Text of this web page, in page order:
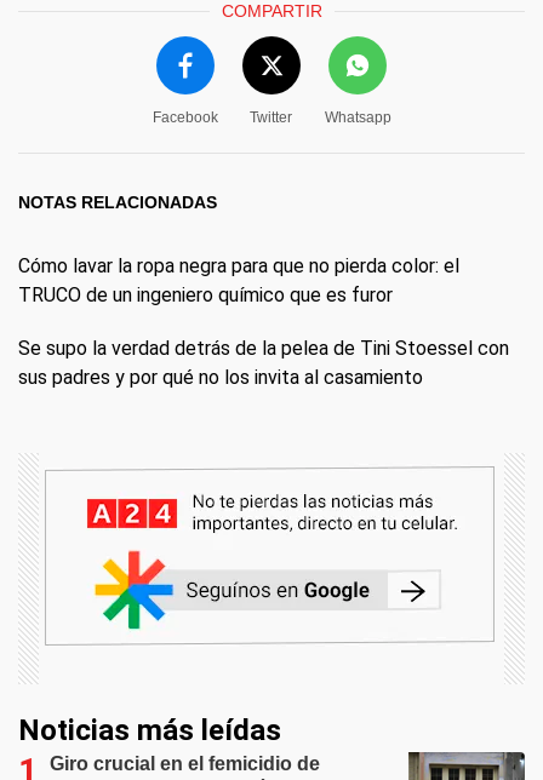
COMPARTIR
Facebook Twitter Whatsapp
NOTAS RELACIONADAS
Cómo lavar la ropa negra para que no pierda color: el
TRUCO de un ingeniero químico que es furor
Se supo la verdad detrás de la pelea de Tini Stoessel con
sus padres y por qué no los invita al casamiento
Noticias más leídas
Giro crucial en el femicidio de